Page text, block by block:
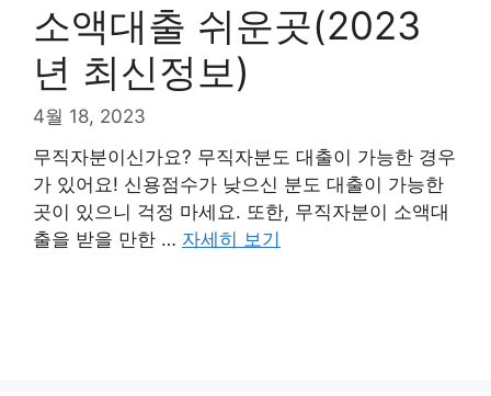
소액대출 쉬운곳(2023
년 최신정보)
4월 18, 2023
무직자분이신가요? 무직자분도 대출이 가능한 경우
가 있어요! 신용점수가 낮으신 분도 대출이 가능한
곳이 있으니 걱정 마세요. 또한, 무직자분이 소액대
출을 받을 만한 … 자세히 보기